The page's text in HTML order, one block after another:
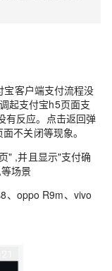
客户端支付流程没
起支付宝h5页面支
有反应。点击返回弹
不关闭等现象。
" ,并且显示"支付确
场景
、oppo R9m、vivo